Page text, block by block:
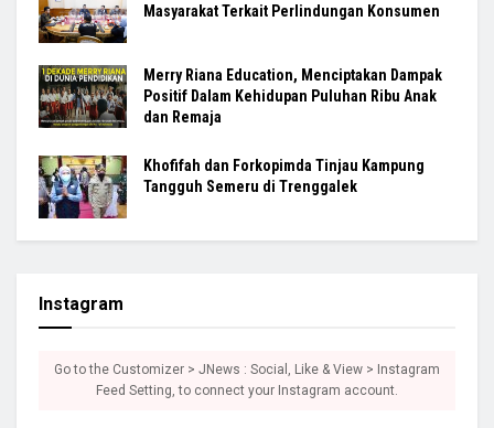
Masyarakat Terkait Perlindungan Konsumen
Merry Riana Education, Menciptakan Dampak
Positif Dalam Kehidupan Puluhan Ribu Anak
dan Remaja
Khofifah dan Forkopimda Tinjau Kampung
Tangguh Semeru di Trenggalek
Instagram
Go to the Customizer > JNews : Social, Like & View > Instagram
Feed Setting, to connect your Instagram account.